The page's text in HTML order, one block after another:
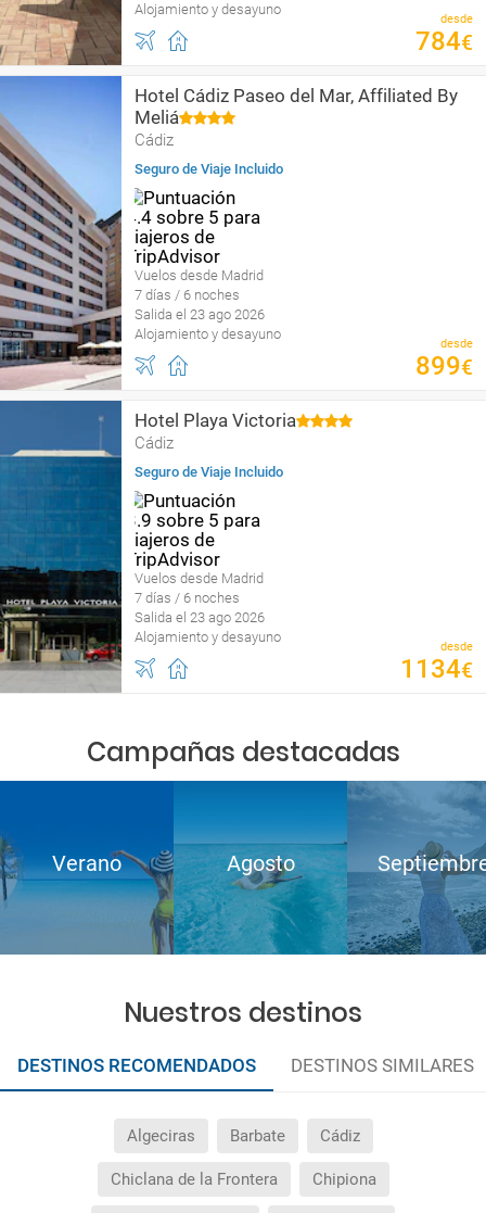
Alojamiento y desayuno
desde
784€
Hotel Cádiz Paseo del Mar, Affiliated By
Meliá
Cádiz
Seguro de Viaje Incluido
Vuelos desde Madrid
7 días / 6 noches
Salida el 23 ago 2026
Alojamiento y desayuno
desde
899€
Hotel Playa Victoria
Cádiz
Seguro de Viaje Incluido
Vuelos desde Madrid
7 días / 6 noches
Salida el 23 ago 2026
Alojamiento y desayuno
desde
1134€
Campañas destacadas
Verano Agosto
Nuestros destinos
DESTINOS RECOMENDADOS DESTINOS SIMILARES
Algeciras Barbate Cádiz
Chiclana de la Frontera Chipiona